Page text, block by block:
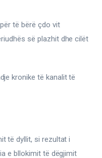
të bërë çdo vit
së plazhit dhe cilët
kronike të kanalit të
të dyllit, si rezultat i
e bllokimit të dëgjimit